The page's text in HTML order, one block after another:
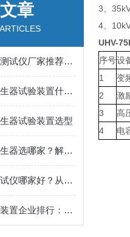
章
高压开关动特性测试仪厂家推荐：这家企业的实践或许能给您启发。
雷电冲击电压发生器试验装置什么品牌好？
器试验装置选型
雷电冲击高压发生器选哪家？解析武汉特高压的解决方案与用户评价
蓄电池充放电测试仪哪家好？从用户实践看武汉特高压的产品表现
无局放耐压试验装置企业排行：武汉特高压电力科技有限公司的务实之路。
3、
4、
UHV-
序号设
1
变
2
激
3
高
4
电